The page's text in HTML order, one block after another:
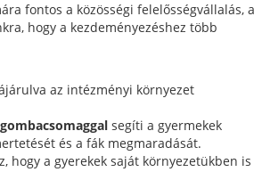
fontos a közösségi felelősségvállalás, a
hogy a kezdeményezéshez több
az intézményi környezet
segíti a gyermekek
és a fák megmaradását.
hogy a gyerekek saját környezetükben is